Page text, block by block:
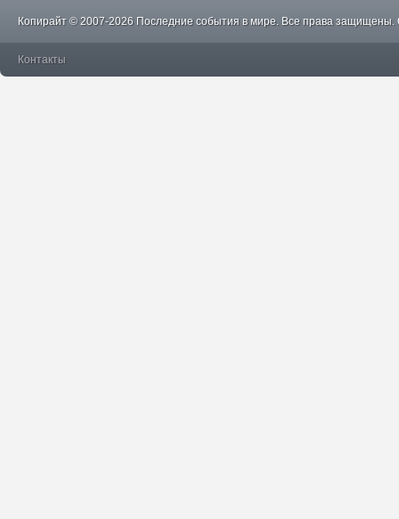
Копирайт © 2007-2026 Последние события в мире. Все права защищены.
Контакты